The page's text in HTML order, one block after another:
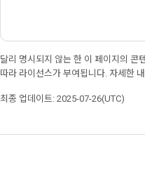
달리 명시되지 않는 한 이 페이지의 콘
따라 라이선스가 부여됩니다. 자세한
최종 업데이트: 2025-07-26(UTC)